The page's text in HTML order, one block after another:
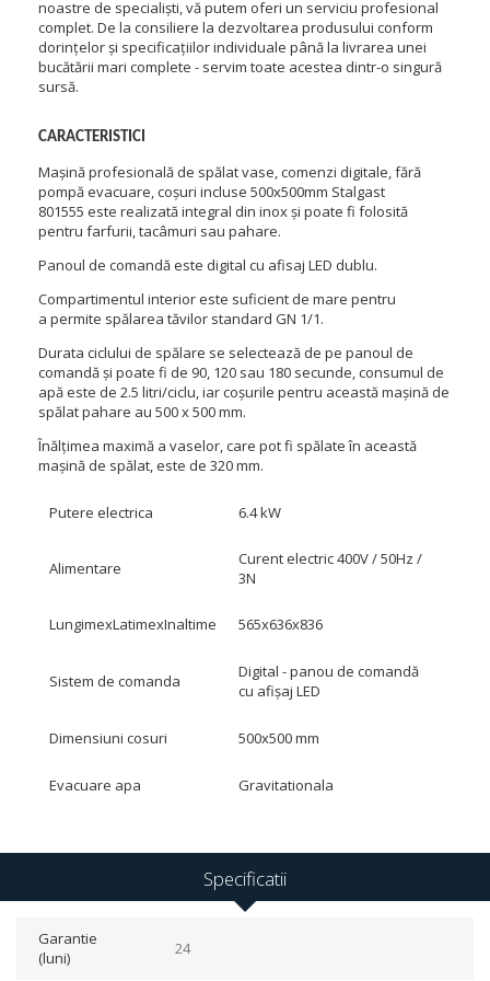
noastre de specialiști, vă putem oferi un serviciu profesional
complet. De la consiliere la dezvoltarea produsului conform
dorințelor și specificațiilor individuale până la livrarea unei
bucătării mari complete - servim toate acestea dintr-o singură
sursă.
CARACTERISTICI
Mașină profesională de spălat vase, comenzi digitale, fără
pompă evacuare, coșuri incluse 500x500mm Stalgast
801555 este realizată integral din inox și poate fi folosită
pentru farfurii, tacâmuri sau pahare.
Panoul de comandă este digital cu afisaj LED dublu.
Compartimentul interior este suficient de mare pentru
a permite spălarea tăvilor standard GN 1/1.
Durata ciclului de spălare se selectează de pe panoul de
comandă și poate fi de 90, 120 sau 180 secunde, consumul de
apă este de 2.5 litri/ciclu, iar coșurile pentru această mașină de
spălat pahare au 500 x 500 mm.
Înălțimea maximă a vaselor, care pot fi spălate în această
mașină de spălat, este de 320 mm.
Putere electrica 6.4 kW
Alimentare
Curent electric 400V / 50Hz /
3N
LungimexLatimexInaltime 565x636x836
Sistem de comanda
Digital - panou de comandă
cu afișaj LED
Dimensiuni cosuri 500x500 mm
Evacuare apa Gravitationala
Specificatii
Garantie
(luni)
24